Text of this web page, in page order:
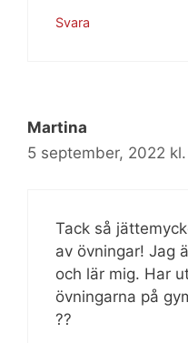
Svara
Martina
5 september, 2022
Tack så
av övningar! Jag
och lär mig. Har
övningarna på
??